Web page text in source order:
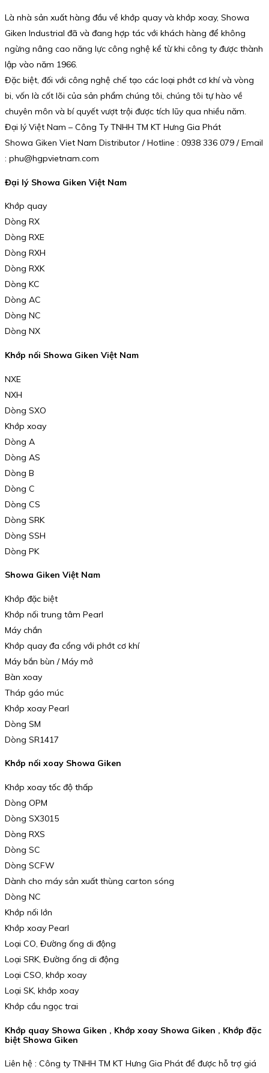
Là nhà sản xuất hàng đầu về khớp quay và khớp xoay, Showa
Giken Industrial đã và đang hợp tác với khách hàng để không
ngừng nâng cao năng lực công nghệ kể từ khi công ty được thành
lập vào năm 1966.
Đặc biệt, đối với công nghệ chế tạo các loại phớt cơ khí và vòng
bi, vốn là cốt lõi của sản phẩm chúng tôi, chúng tôi tự hào về
chuyên môn và bí quyết vượt trội được tích lũy qua nhiều năm.
Đại lý Việt Nam – Công Ty TNHH TM KT Hưng Gia Phát
Showa Giken Viet Nam Distributor / Hotline : 0938 336 079 / Email
: phu@hgpvietnam.com
Đại lý Showa Giken Việt Nam
Khớp quay
Dòng RX
Dòng RXE
Dòng RXH
Dòng RXK
Dòng KC
Dòng AC
Dòng NC
Dòng NX
Khớp nối Showa Giken Việt Nam
NXE
NXH
Dòng SXO
Khớp xoay
Dòng A
Dòng AS
Dòng B
Dòng C
Dòng CS
Dòng SRK
Dòng SSH
Dòng PK
Showa Giken Việt Nam
Khớp đặc biệt
Khớp nối trung tâm Pearl
Máy chắn
Khớp quay đa cổng với phớt cơ khí
Máy bắn bùn / Máy mở
Bàn xoay
Tháp gáo múc
Khớp xoay Pearl
Dòng SM
Dòng SR1417
Khớp nối xoay Showa Giken
Khớp xoay tốc độ thấp
Dòng OPM
Dòng SX3015
Dòng RXS
Dòng SC
Dòng SCFW
Dành cho máy sản xuất thùng carton sóng
Dòng NC
Khớp nối lớn
Khớp xoay Pearl
Loại CO, Đường ống di động
Loại SRK, Đường ống di động
Loại CSO, khớp xoay
Loại SK, khớp xoay
Khớp cầu ngọc trai
Khớp quay Showa Giken , Khớp xoay Showa Giken , Khớp đặc
biệt Showa Giken
Liên hệ : Công ty TNHH TM KT Hưng Gia Phát để được hỗ trợ giá